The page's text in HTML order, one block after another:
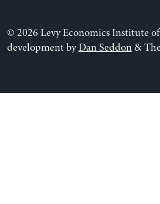
© 2026 Levy Economics Institute
development byDan Seddon&